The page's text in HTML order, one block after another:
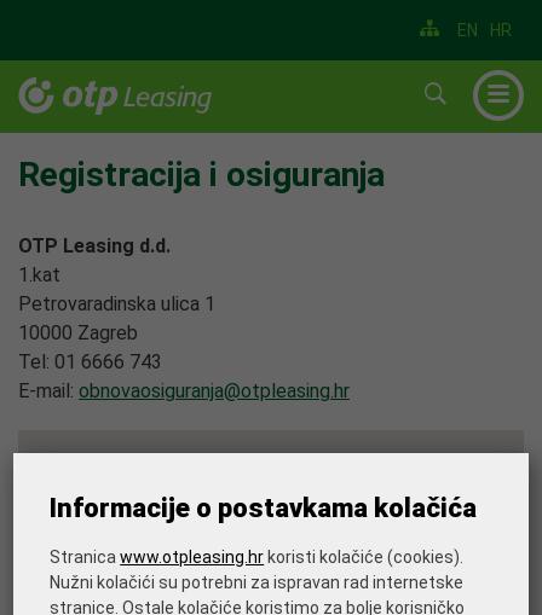
HR
EN
▼
Registracija i osiguranja
OTP Leasing d.d.
1.kat
Petrovaradinska ulica 1
10000 Zagreb
Tel: 01 6666 743
E-mail: obnovaosiguranja@otpleasing.hr
Informacije o postavkama kolačića
Stranicawww.otpleasing.hrkoristi kolačiće (cookies).
Nužni kolačići su potrebni za ispravan rad internetske
stranice. Ostale kolačiće koristimo za bolje korisničko